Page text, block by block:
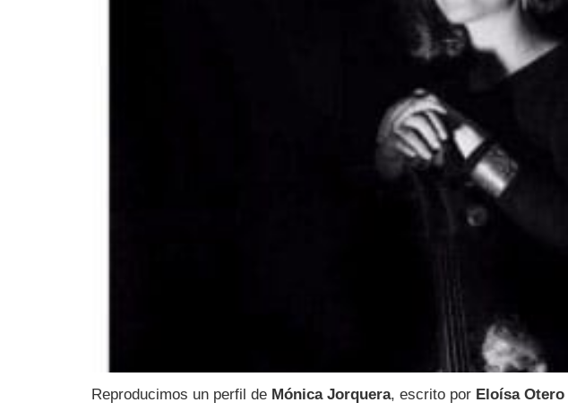
Reproducimos un perfil de Mónica Jorquera, escrito por Eloísa Otero